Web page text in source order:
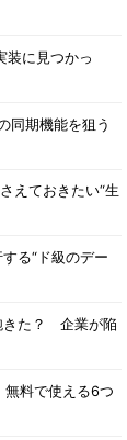
に見つかっ
期機能を狙う
えておきたい“生
る“ド級のデー
きた？ 企業が陥
料で使える6つ